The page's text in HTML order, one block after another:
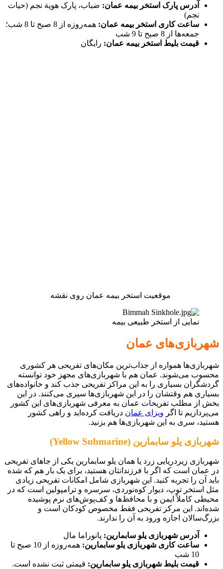
آدرس پارک استخر بیمه عمان: ضباب، پارک هوية نجم (حیات
نجم)
ساعت کاری استخر بیمه عمان:
همه‌روزه از 8 صبح تا 8 شب؛
جمعه‌ها از 8 صبح تا 9 شب
قیمت بلیط استخر بیمه عمان: رایگان
موقعیت استخر بیمه عمان روی نقشه
نمایی از استخر طبیعی بیمه
شهربازی‌های عمان
شهربازی‌ها همواره از جذاب‌ترین مکان‌های تفریحی هر کشوری
محسوب می‌شوند. عمان هم با شهربازی‌های مجهز خود توانسته
گردشگران بسیاری را به این مراکز تفریحی جذب کند و خانواده‌های
بسیاری هم وقتشان را در این شهربازی‌ها سپری می‌کنند. در این
بخش از مطلب تفریحات عمان به معرفی شهربازی‌های این کشور
می‌پردازیم تا اگر ویزای عمان دریافت کرده‌اید و راهی کشور
هستید، سری به این شهربازی‌ها هم بزنید.
شهربازی یلو سابمارین (Yellow Submarine)
شهربازی زیردریایی زرد یا همان یلو سابمارین یکی از جاهای تفریحی
در عمان است که اگر با فرزندانتان هستید، برای یک بار هم که شده
باید آن را تجربه کنید. این شهربازی شامل امکانات تفریحی زیادی
مثل استخر توپ، دیوار کوه‌نوردی، سرسره و ترامپولین است که در
محیطی کاملاً ایمن و با محافظ‌ها و کف‌پوش‌های نرم پوشیده
شده‌اند. این مرکز تفریحی فقط مخصوص کودکان است و
بزرگ‌سالان اجازه ورود به آن را ندارند.
آدرس شهربازی یلو سابمارین: پانوراما مال
ساعت کاری شهربازی یلو سابمارین:
همه‌روزه از 10 صبح تا
10 شب
قیمت بلیط شهربازی یلو سابمارین: قیمتی ثبت نشده است.